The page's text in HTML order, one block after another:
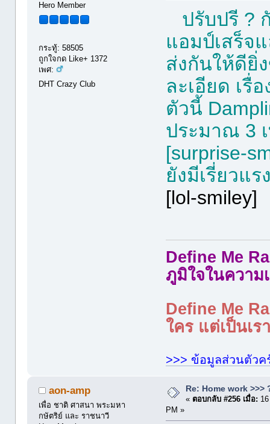
Hero Member
กระทู้: 58505
ถูกใจกด Like+ 1372
เพศ:
DHT Crazy Club
ปรับปรี ?
แอมป์เสร็จ
ส่งกันให้ดียิ่
ละเอียด เรื่
ตัวนี้
ประมาณ 3
[surprise-
ยังมีเรี่ยวแ
[lol-smiley]
Define Me
ภูมิใจในความ
Define Me
ใคร แต่เป็นเ
>>> ข้อมูลส่วนตัวค
aon-amp
เพื่อ ชาติ ศาสนา พระมหา
กษัตริย์ และ ราชนาวี
Re: Home work >>>
« ตอบกลับ #256 เมื่อ:
PM »